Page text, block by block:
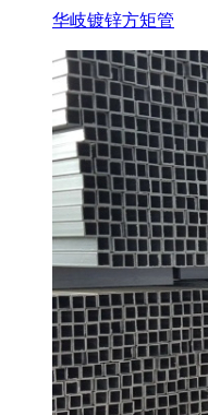
华岐镀锌方矩管